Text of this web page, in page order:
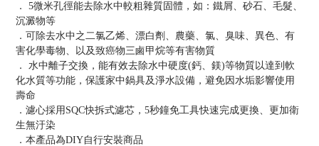
． 5微米孔徑能去除水中較粗雜質固體，如：鐵屑、砂石、毛髮、
沉澱物等
．可除去水中之二氯乙烯、漂白劑、農藥、氯、臭味、異色、有
害化學毒物、以及致癌物三鹵甲烷等有害物質
． 水中離子交換，能有效去除水中硬度(鈣、鎂)等物質以達到軟
化水質等功能，保護家中鍋具及淨水設備，避免因水垢影響使用
壽命
．濾心採用SQC快拆式濾芯，5秒鐘免工具快速完成更換、更加衛
生無汙染
．本產品為DIY自行安裝商品